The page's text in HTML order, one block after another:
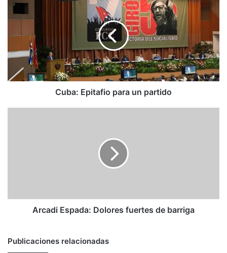
Epitafio
para
partido
Cuba: Epitafio para un partido
Arcadi Espada: Dolores fuertes de barriga
Publicaciones relacionadas